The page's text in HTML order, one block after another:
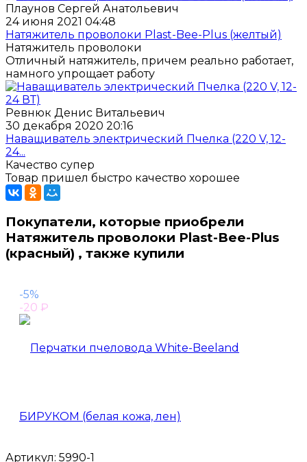
Плаунов Сергей Анатольевич
24 июня 2021 04:48
Натяжитель проволоки Plast-Bee-Plus (желтый)
Натяжитель проволоки
Отличный натяжитель, причем реально работает,
намного упрощает работу
Ревнюк Денис Витальевич
30 декабря 2020 20:16
Наващиватель электрический Пчелка (220 V, 12-
24...
Качество супер
Товар пришел быстро качество хорошее
Покупатели, которые приобрели
Натяжитель проволоки Plast-Bee-Plus
(красный) , также купили
-5%
-20 ₽
Артикул: 5990-1